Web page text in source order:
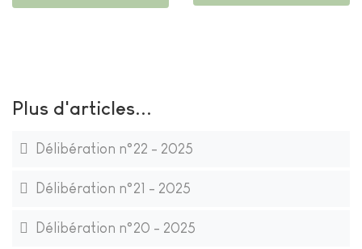
Plus d'articles...
Délibération n°22 - 2025
Délibération n°21 - 2025
Délibération n°20 - 2025